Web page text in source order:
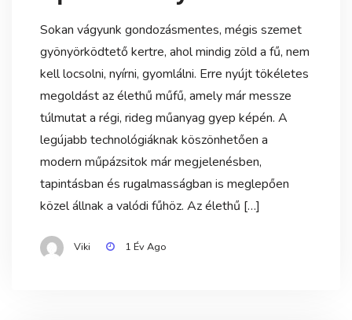
Sokan vágyunk gondozásmentes, mégis szemet
gyönyörködtető kertre, ahol mindig zöld a fű, nem
kell locsolni, nyírni, gyomlálni. Erre nyújt tökéletes
megoldást az élethű műfű, amely már messze
túlmutat a régi, rideg műanyag gyep képén. A
legújabb technológiáknak köszönhetően a
modern műpázsitok már megjelenésben,
tapintásban és rugalmasságban is meglepően
közel állnak a valódi fűhöz. Az élethű […]
Viki 1 Év Ago